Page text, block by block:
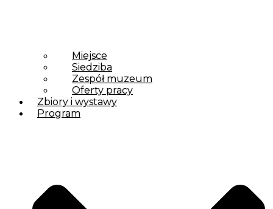
Miejsce
Siedziba
Zespół muzeum
Oferty pracy
Zbiory i wystawy
Program